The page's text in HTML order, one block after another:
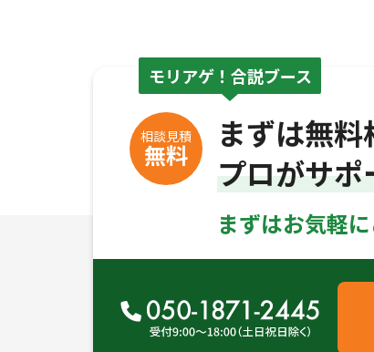
モリアゲ！合説ブース
相談見積
無料
まずは無料
プロがサ
まずはお気軽